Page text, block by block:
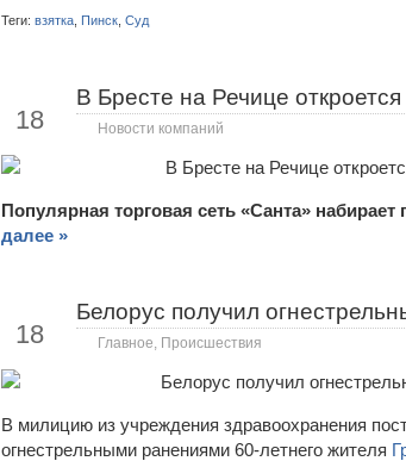
Теги: взятка Пинск Суд
18
В Бресте на Речице
Новости компаний
Популярная торговая сеть «Санта»
далее »
18
Белорус получил
Главное Происшествия
В милицию из учреждения здравоохранения
огнестрельными ранениями 60-летнего жителя